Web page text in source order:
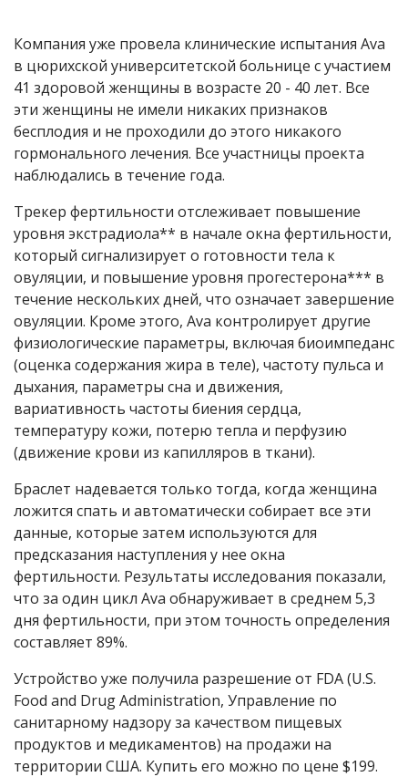
Компания уже провела клинические испытания Ava
в цюрихской университетской больнице с участием
41 здоровой женщины в возрасте 20 - 40 лет. Все
эти женщины не имели никаких признаков
бесплодия и не проходили до этого никакого
гормонального лечения. Все участницы проекта
наблюдались в течение года.
Трекер фертильности отслеживает повышение
уровня экстрадиола** в начале окна фертильности,
который сигнализирует о готовности тела к
овуляции, и повышение уровня прогестерона*** в
течение нескольких дней, что означает завершение
овуляции. Кроме этого, Ava контролирует другие
физиологические параметры, включая биоимпеданс
(оценка содержания жира в теле), частоту пульса и
дыхания, параметры сна и движения,
вариативность частоты биения сердца,
температуру кожи, потерю тепла и перфузию
(движение крови из капилляров в ткани).
Браслет надевается только тогда, когда женщина
ложится спать и автоматически собирает все эти
данные, которые затем используются для
предсказания наступления у нее окна
фертильности. Результаты исследования показали,
что за один цикл Ava обнаруживает в среднем 5,3
дня фертильности, при этом точность определения
составляет 89%.
Устройство уже получила разрешение от FDA (U.S.
Food and Drug Administration, Управление по
санитарному надзору за качеством пищевых
продуктов и медикаментов) на продажи на
территории США. Купить его можно по цене $199.